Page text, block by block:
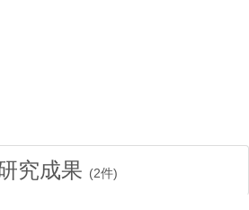
究成果 (2件)